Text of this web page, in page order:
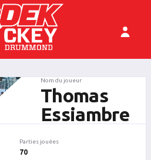
Nom du joueur
Thomas
Essiambre
Parties jouées
70